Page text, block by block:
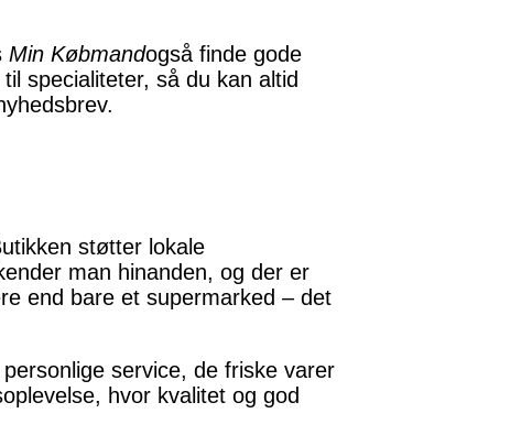
Min Købmandogså finde gode
specialiteter, så du kan altid
støtter lokale
man hinanden, og der er
end bare et supermarked – det
service, de friske varer
hvor kvalitet og god